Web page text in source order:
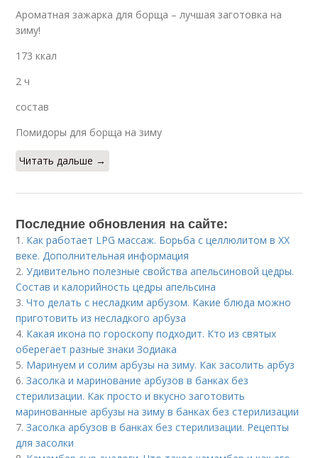
Ароматная зажарка для борща – лучшая заготовка на
зиму!
173 ккал
2 ч
состав
Помидоры для борща на зиму
Читать дальше →
Последние обновления на сайте:
1. Как работает LPG массаж. Борьба с целлюлитом в XX
веке. Дополнительная информация
2.Удивительно полезные свойства апельсиновой цедры.
Состав и калорийность цедры апельсина
3.Что делать с несладким арбузом. Какие блюда можно
приготовить из несладкого арбуза
4. Какая икона по гороскопу подходит. Кто из святых
оберегает разные знаки Зодиака
5. Маринуем и солим арбузы на зиму. Как засолить арбуз
6.Засолка и маринование арбузов в банках без
стерилизации. Как просто и вкусно заготовить
маринованные арбузы на зиму в банках без стерилизации
7.Засолка арбузов в банках без стерилизации. Рецепты
для засолки